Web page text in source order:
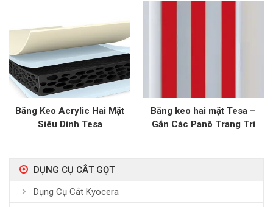
Băng Keo Acrylic Hai Mặt
Siêu Dính Tesa
Băng keo hai mặt Tesa –
Gắn Các Panô Trang Trí
DỤNG CỤ CẮT GỌT
Dụng Cụ Cắt Kyocera